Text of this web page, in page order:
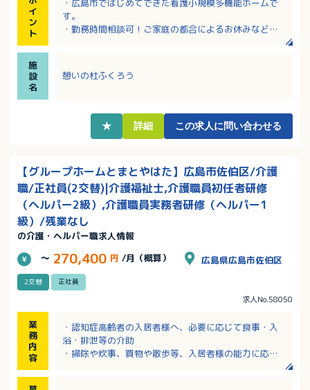
イ
ン
ト
・広島市ではじめてできた看護小規模多機能ホームで
す。
・勤務時間相談可！ご家庭の都合によるお休みなど取
導します。
・マイカー通勤可！無料駐車場あり！
施
設
名
憩いの杜ふくろう
★ 詳細 この求人に問い合わせる
【グループホームとまとやはた】広島市佐伯区/介護
職/正社員(2交替)|介護福祉士,介護職員初任者研修
（ヘルパー2級）,介護職員実務者研修（ヘルパー1
級）/残業なし
の介護・ヘルパー職求人情報
～ 270,400 円 /月（概算） 広島県広島市佐伯区
2交替 正社員
求人No.58050
業
務
内
容
・認知症高齢者の入居者様へ、必要に応じて食事・入
浴・排泄等の介助
・掃除や炊事、買物や散歩等、入居者様の能力に応じ